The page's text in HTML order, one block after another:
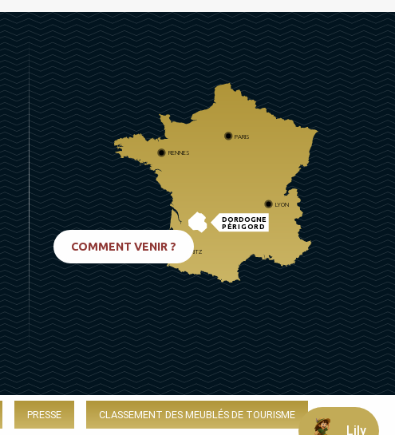
DORDOGNE
PÉRIGORD
PARIS
RENNES
LYON
BIARRITZ
COMMENT VENIR ?
PRESSE CLASSEMENT DES MEUBLÉS DE TOURISME
Lily